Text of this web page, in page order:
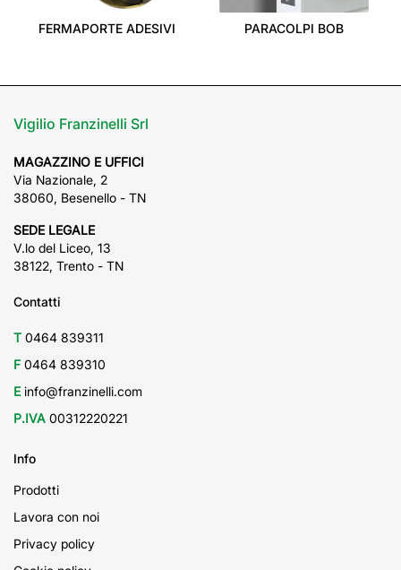
FERMAPORTE ADESIVI PARACOLPI BOB
Vigilio Franzinelli Srl
MAGAZZINO E UFFICI
Via Nazionale, 2
38060, Besenello - TN
SEDE LEGALE
V.lo del Liceo, 13
38122, Trento - TN
Contatti
T 0464 839311
F 0464 839310
E info@franzinelli.com
P.IVA 00312220221
Info
Prodotti
Lavora con noi
Privacy policy